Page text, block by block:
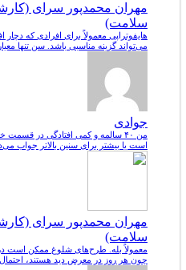
مهران محمدپور سرای
سلامت)
هایفوتراپی معمولاً برای افرادی که
می‌تواند گزینه مناسبی باشد. سن تنها معیار
جوادی
من ۴۰ سالمه و کمی افتادگی در
است یا بیشتر برای سنین بالاتر جواب
مهران محمدپور سرای
سلامت)
معمولاً بله. طرح‌های شلوغ ممکن است در
چون هر روز در معرض دید هستند،